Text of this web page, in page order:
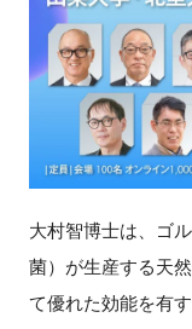
プログラム
インタビュー・コラム
ニュース・掲示板
LINK-Jを知る
特別会員
大村智博士は、ゴ
菌）が生産する天
て優れた効能を有